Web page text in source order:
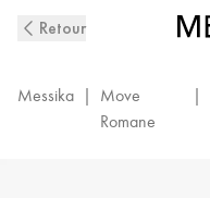
Move
GM
Retour
Messika |
Move
Romane
|